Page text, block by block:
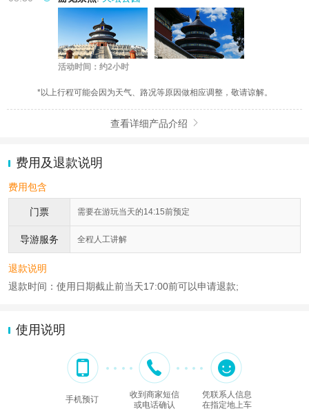
活动时间：约2小时
*以上行程可能会因为天气、路况等原因做相应调整，敬请谅解。
查看详细产品介绍 
费用及退款说明
费用包含
门票 需要在游玩当天的14:15前预定
导游服务 全程人工讲解
退款说明
退款时间：使用日期截止前当天17:00前可以申请退款;
使用说明
手机预订
收到商家短信
或电话确认
凭联系人信息
在指定地上车